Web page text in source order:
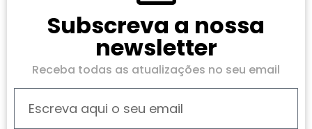
Subscreva a nossa
newsletter
Receba todas as atualizações no seu email